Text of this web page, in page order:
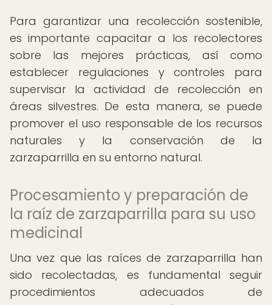
Para garantizar una recolección sostenible,
es importante capacitar a los recolectores
sobre las mejores prácticas, así como
establecer regulaciones y controles para
supervisar la actividad de recolección en
áreas silvestres. De esta manera, se puede
promover el uso responsable de los recursos
naturales y la conservación de la
zarzaparrilla en su entorno natural.
Procesamiento y preparación de
la raíz de zarzaparrilla para su uso
medicinal
Una vez que las raíces de zarzaparrilla han
sido recolectadas, es fundamental seguir
procedimientos adecuados de